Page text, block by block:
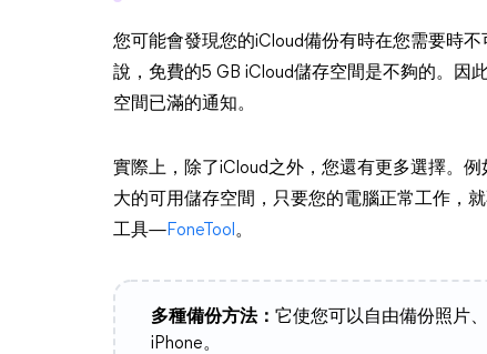
您可能會發現您的iCloud備份有時在您需要時
說，免費的5 GB iCloud儲存空間是不夠的。因
空間已滿的通知。
實際上，除了iCloud之外，您還有更多選擇。
大的可用儲存空間，只要您的電腦正常工作，
工具—FoneTool 。
多種備份方法： 它使您可以自由備份照片
iPhone。